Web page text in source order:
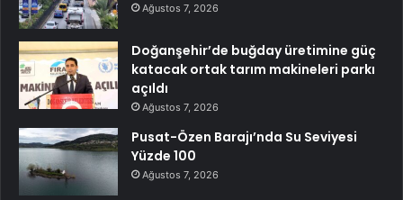
Ağustos 7, 2026
Doğanşehir’de buğday üretimine güç
katacak ortak tarım makineleri parkı
açıldı
Ağustos 7, 2026
Pusat-Özen Barajı’nda Su Seviyesi
Yüzde 100
Ağustos 7, 2026